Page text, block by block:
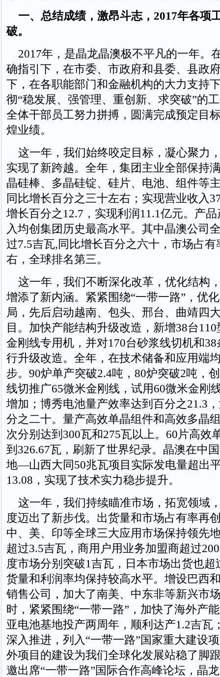
一、总结成绩，激昂斗志，2017年各项
破。
2017年，是晶龙晶澳极不平凡的一年。
确指引下，在市委、市政府和县委、县政
下，在各职能部门和金融机构的大力支持
彻“稳发展、强管理、重创新、求突破”的
全体干部员工努力拼搏，圆满完成预定目
煌业绩。
这一年，我们始终咬定目标，凝心聚力
实现了新跨越。全年，集团主业全部保持
晶硅棒、多晶硅锭、硅片、电池、组件等
同比增长百分之三十左右；实现营业收入
增长百分之12.7，实现利润11.1亿元。产
入均创集团历史最高水平。其中晶澳公司
过7.5吉瓦,同比增长百分之六十，市场占有
右，全球排名第三。
这一年，我们不断深化改革，优化结构
增添了新内涵。紧紧围绕“一带一路”，优
局，先后启动越南、包头、邢台、曲靖四
目。加快产能结构升级改造，新增38台
金刚线专用机，并对170台砂浆线切机和
行升级改造。全年，在技术储备和应用端
步。90炉单产突破2.4吨，80炉突破2吨，
线切推广65微米金刚线，试用60微米金刚
增加；博秀电池量产效率达到百分之21.3
分之二十。量产高效单晶组件和高效多晶
次分别达到300瓦和275瓦以上。60片高效
到326.67瓦，刷新了世界纪录。晶澳在中
地—山西大同50兆瓦项目实际发电量超出
13.08，实现了技术实力稳步提升。
这一年，我们持续瞄准市场，拓宽领域
度迈出了新步伐。出货量和市场占有率再
中、美、印等全球三大应用市场保持领先
超过3.5吉瓦，商用户用业务加盟商超过
度市场分别突破1吉瓦，日本市场出货也超
货量和利润率均保持较高水平。增设巴西
销售公司，加大了南美、中东非等新兴市
时，紧紧围绕“一带一路”，加快了海外产
亚电池基地投产两周年，顺利达产1.2吉瓦
深入推进，列入“一带一路”国家重大建设
外项目的建设为我们全球化发展站稳了脚
邀出席“一带一路”国际合作高峰论坛，晶